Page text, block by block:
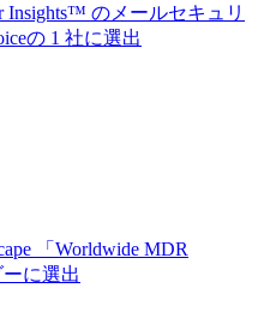
Insights™ のメールセキュリ
の 1 社に選出
「Worldwide MDR
ーに選出